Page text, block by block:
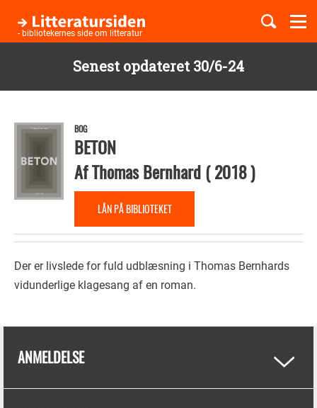
Senest opdateret 30/6-24
hovedindhold
- bibliotekernes side om litteratur
Børnebøger
Temaer
BOG
BETON
AfThomas Bernhard(2018)
LÅN PÅ BIBLIOTEKET
Der er livslede for fuld udblæsning i Thomas Bernhards
vidunderlige klagesang af en roman.
ANMELDELSE